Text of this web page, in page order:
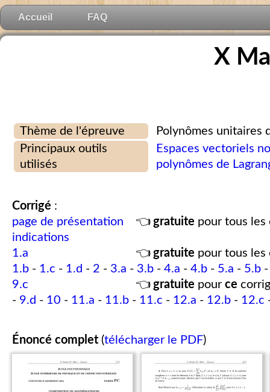
Accueil FAQ
X
Thème de l'épreuve
Polynômes unitaires
Principaux outils
utilisés
Espaces vectoriels
polynômes de
Corrigé :
page de présentation
👈 gratuite pour tous les
indications
1.a
👈 gratuite pour tous les
1.b - 1.c - 1.d - 2 - 3.a - 3.b - 4.a - 4.b - 5.a - 5.b
9.c
👈 gratuite pour ce
- 9.d - 10 - 11.a - 11.b - 11.c - 12.a - 12.b - 12.c
Énoncé complet (télécharger le PDF)